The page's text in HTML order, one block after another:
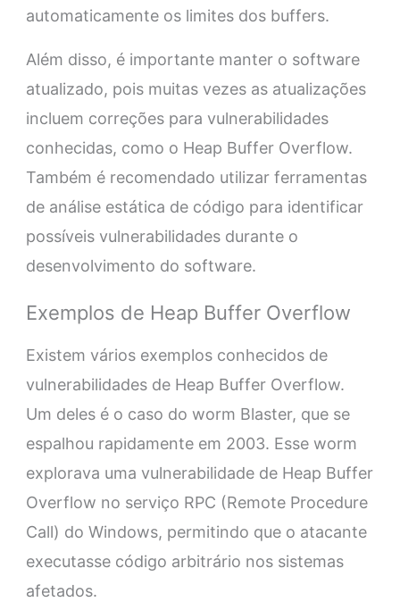
automaticamente os limites dos buffers.
Além disso, é importante manter o software
atualizado, pois muitas vezes as atualizações
incluem correções para vulnerabilidades
conhecidas, como o Heap Buffer Overflow.
Também é recomendado utilizar ferramentas
de análise estática de código para identificar
possíveis vulnerabilidades durante o
desenvolvimento do software.
Exemplos de Heap Buffer Overflow
Existem vários exemplos conhecidos de
vulnerabilidades de Heap Buffer Overflow.
Um deles é o caso do worm Blaster, que se
espalhou rapidamente em 2003. Esse worm
explorava uma vulnerabilidade de Heap Buffer
Overflow no serviço RPC (Remote Procedure
Call) do Windows, permitindo que o atacante
executasse código arbitrário nos sistemas
afetados.